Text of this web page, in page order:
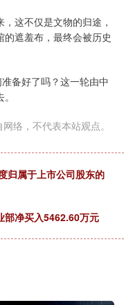
这不仅是文物的归途，
遮羞布，最终会被历史
备好了吗？这一轮由中
络，不代表本站观点。
归属于上市公司股东的
部净买入5462.60万元